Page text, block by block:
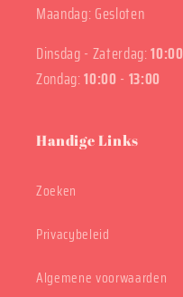
Maandag: Gesloten
Dinsdag - Zaterdag:10:00
Zondag:10:00 - 13:00
Handige Links
Zoeken
Privacybeleid
Algemene voorwaarden